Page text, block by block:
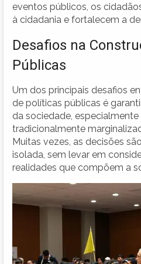
eventos públicos, os
à cidadania e fortalecem a
Desafios na
Públicas
Um dos principais desafios
de políticas públicas é
da sociedade, especialmente
tradicionalmente
Muitas vezes, as decisões
isolada, sem levar em
realidades que compõem a